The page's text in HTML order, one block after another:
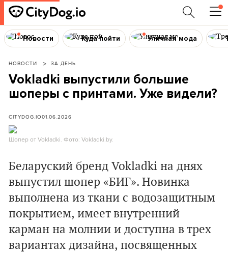
Новости Куда пойти Уличная мода
НОВОСТИ ЗА ДЕНЬ
Vokladki выпустили большие
шоперы с принтами. Уже видели?
CITYDOG.IO01.06.2026
Шопер от Vokladki. Фото: Vokladki.by.
Беларуский бренд Vokladki на днях
выпустил шопер «БИГ». Новинка
выполнена из ткани с водозащитным
покрытием, имеет внутренний
карман на молнии и доступна в трех
вариантах дизайна, посвященных